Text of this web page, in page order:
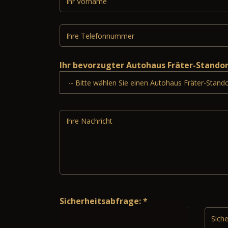
Ihr bevorzugter Autohaus Fräter-
Sicherheitsabfrage: *